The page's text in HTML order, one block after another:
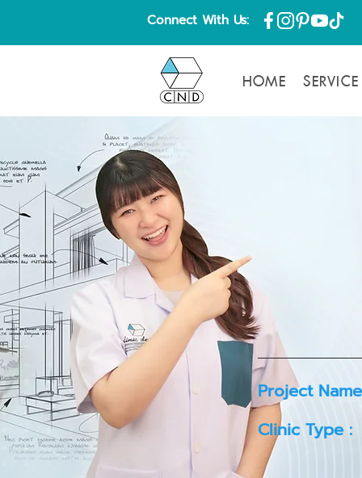
Connect With Us:
HOME SERVICE
Project
Clinic Type :